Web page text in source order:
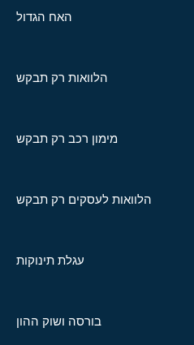
האח הגדול
הלוואות רק תבקש
מימון רכב רק תבקש
הלוואות לעסקים רק תבקש
עגלת תינוקות
בורסה ושוק ההון